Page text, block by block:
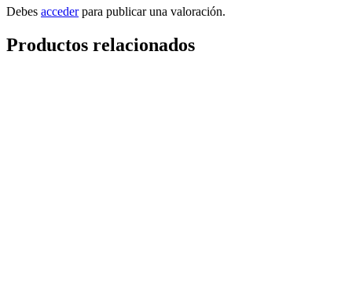
Debes accederpara publicar una valoración.
Productos relacionados